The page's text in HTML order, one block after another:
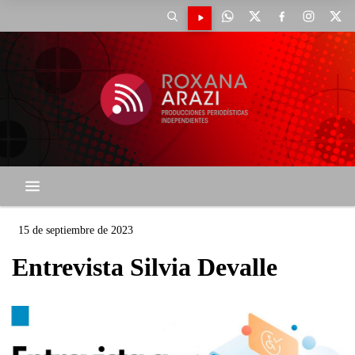
15 de septiembre de 2023
Entrevista Silvia Devalle